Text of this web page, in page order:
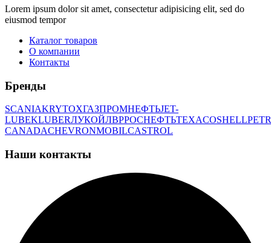
Lorem ipsum dolor sit amet, consectetur adipisicing elit, sed do
eiusmod tempor
Каталог товаров
О компании
Контакты
Бренды
SCANIAKRYTOXГАЗПРОМНЕФТЬJET-
LUBEKLUBERЛУКОЙЛBPРОСНЕФТЬTEXACOSHELL
CANADACHEVRONMOBILCASTROL
Наши контакты